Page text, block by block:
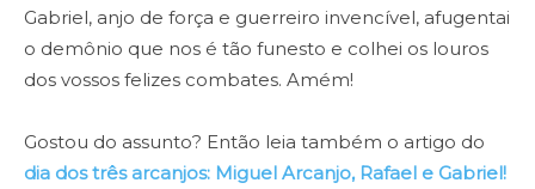
Gabriel, anjo de força e guerreiro invencível, afugentai
o demônio que nos é tão funesto e colhei os louros
dos vossos felizes combates. Amém!
Gostou do assunto? Então leia também o artigo do
dia dos três arcanjos: Miguel Arcanjo, Rafael e Gabriel!